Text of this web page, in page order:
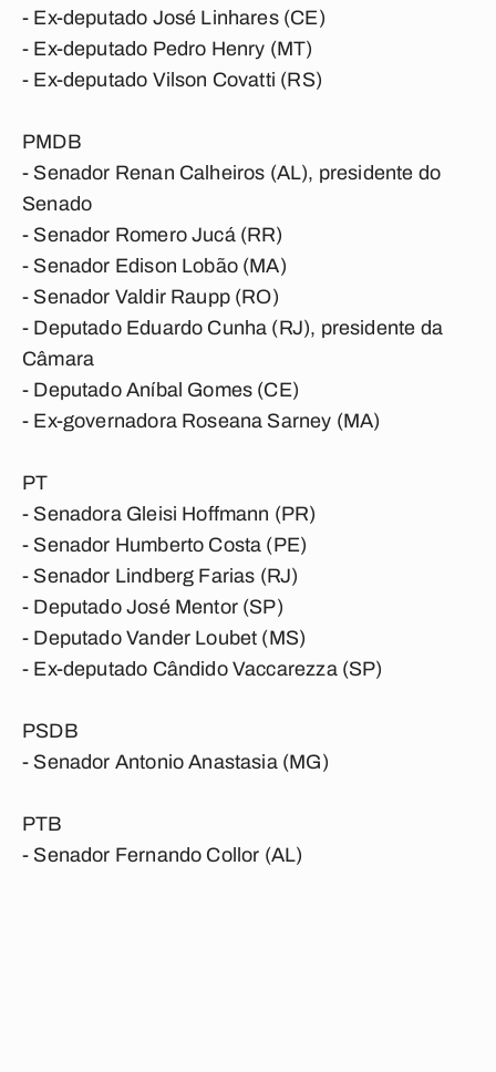
- Ex-deputado José Linhares (CE)
- Ex-deputado Pedro Henry (MT)
- Ex-deputado Vilson Covatti (RS)
PMDB
- Senador Renan Calheiros (AL), presidente do
Senado
- Senador Romero Jucá (RR)
- Senador Edison Lobão (MA)
- Senador Valdir Raupp (RO)
- Deputado Eduardo Cunha (RJ), presidente da
Câmara
- Deputado Aníbal Gomes (CE)
- Ex-governadora Roseana Sarney (MA)
PT
- Senadora Gleisi Hoffmann (PR)
- Senador Humberto Costa (PE)
- Senador Lindberg Farias (RJ)
- Deputado José Mentor (SP)
- Deputado Vander Loubet (MS)
- Ex-deputado Cândido Vaccarezza (SP)
PSDB
- Senador Antonio Anastasia (MG)
PTB
- Senador Fernando Collor (AL)